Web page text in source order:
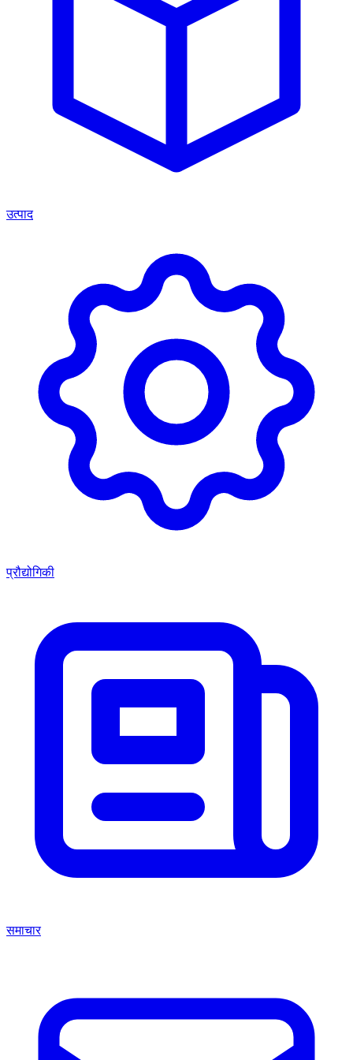
उत्पाद
प्रौद्योगिकी
समाचार